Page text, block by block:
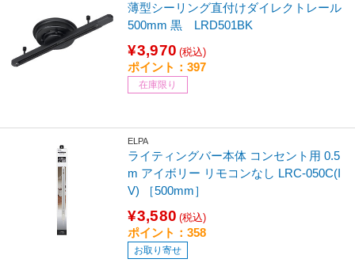
薄型シーリング直付けダイレクトレール
500mm 黒 LRD501BK
¥3,970 (税込)
ポイント：397
在庫限り
ELPA
ライティングバー本体 コンセント用 0.5
m アイボリー リモコンなし LRC-050C(I
V) ［500mm］
¥3,580 (税込)
ポイント：358
お取り寄せ